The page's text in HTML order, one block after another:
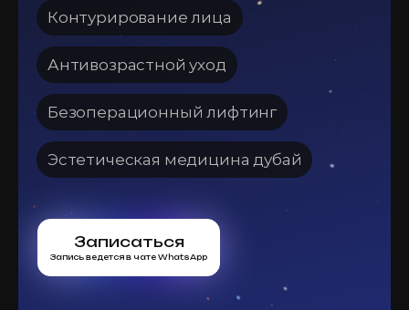
Контурирование лица
Антивозрастной уход
Безоперационный лифтинг
Эстетическая медицина дубай
Записаться
Запись ведется в чате WhatsApp